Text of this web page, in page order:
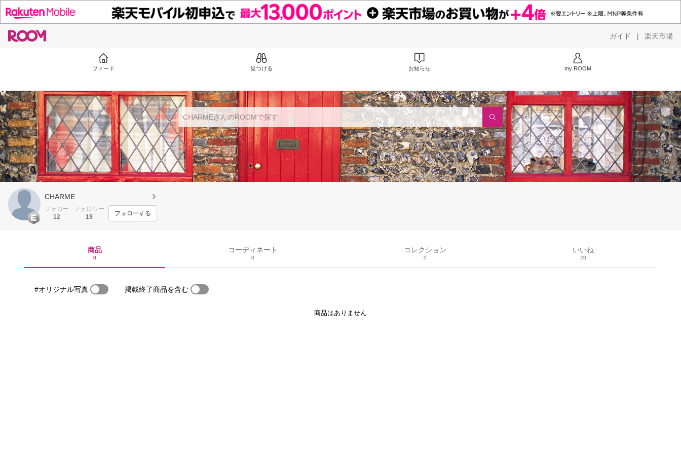
ガイド | 楽天市場
フィード 見つける お知らせ my ROOM
CHARME
フォロー
12
フォロワー
19
フォローする
商品
0
コーディネート
0
コレクション
0
いいね
20
#オリジナル写真 掲載終了商品を含む
商品はありません